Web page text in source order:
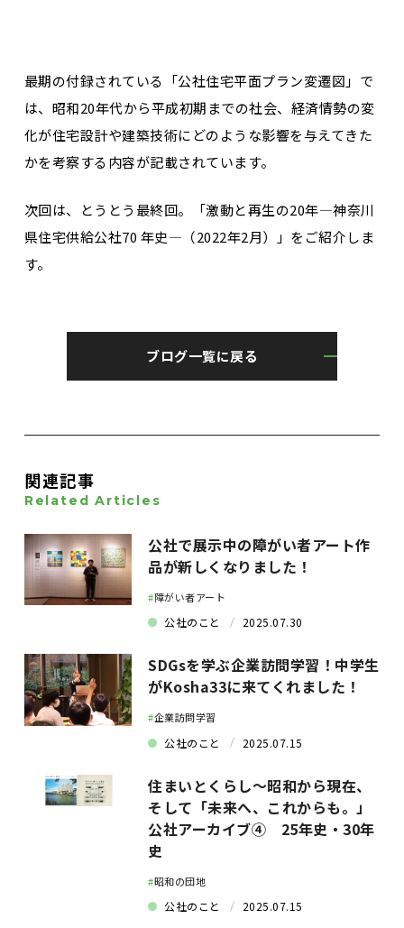
最期の付録されている「公社住宅平面プラン変遷図」で
は、昭和20年代から平成初期までの社会、経済情勢の変
化が住宅設計や建築技術にどのような影響を与えてきた
かを考察する内容が記載されています。
次回は、とうとう最終回。「激動と再生の20年―神奈川
県住宅供給公社70 年史―（2022年2月）」をご紹介しま
す。
ブログ一覧に戻る
関連記事
Related Articles
公社で展示中の障がい者アート作
品が新しくなりました！
#障がい者アート
公社のこと 2025.07.30
SDGsを学ぶ企業訪問学習！中学生
がKosha33に来てくれました！
#企業訪問学習
公社のこと 2025.07.15
住まいとくらし～昭和から現在、
そして「未来へ、これからも。」
公社アーカイブ④ 25年史・30年
史
#昭和の団地
公社のこと 2025.07.15